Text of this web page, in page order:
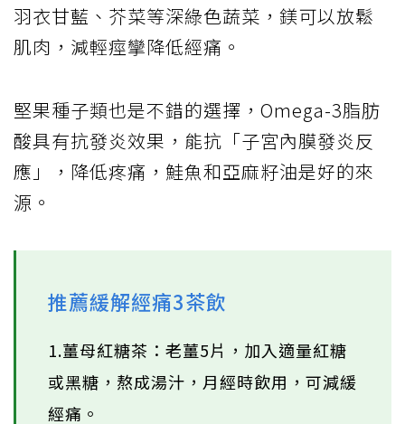
羽衣甘藍、芥菜等深綠色蔬菜，鎂可以放鬆
肌肉，減輕痙攣降低經痛。
堅果種子類也是不錯的選擇，Omega-3脂肪
酸具有抗發炎效果，能抗「子宮內膜發炎反
應」，降低疼痛，鮭魚和亞麻籽油是好的來
源。
推薦緩解經痛3茶飲
1.薑母紅糖茶：老薑5片，加入適量紅糖
或黑糖，熬成湯汁，月經時飲用，可減緩
經痛。